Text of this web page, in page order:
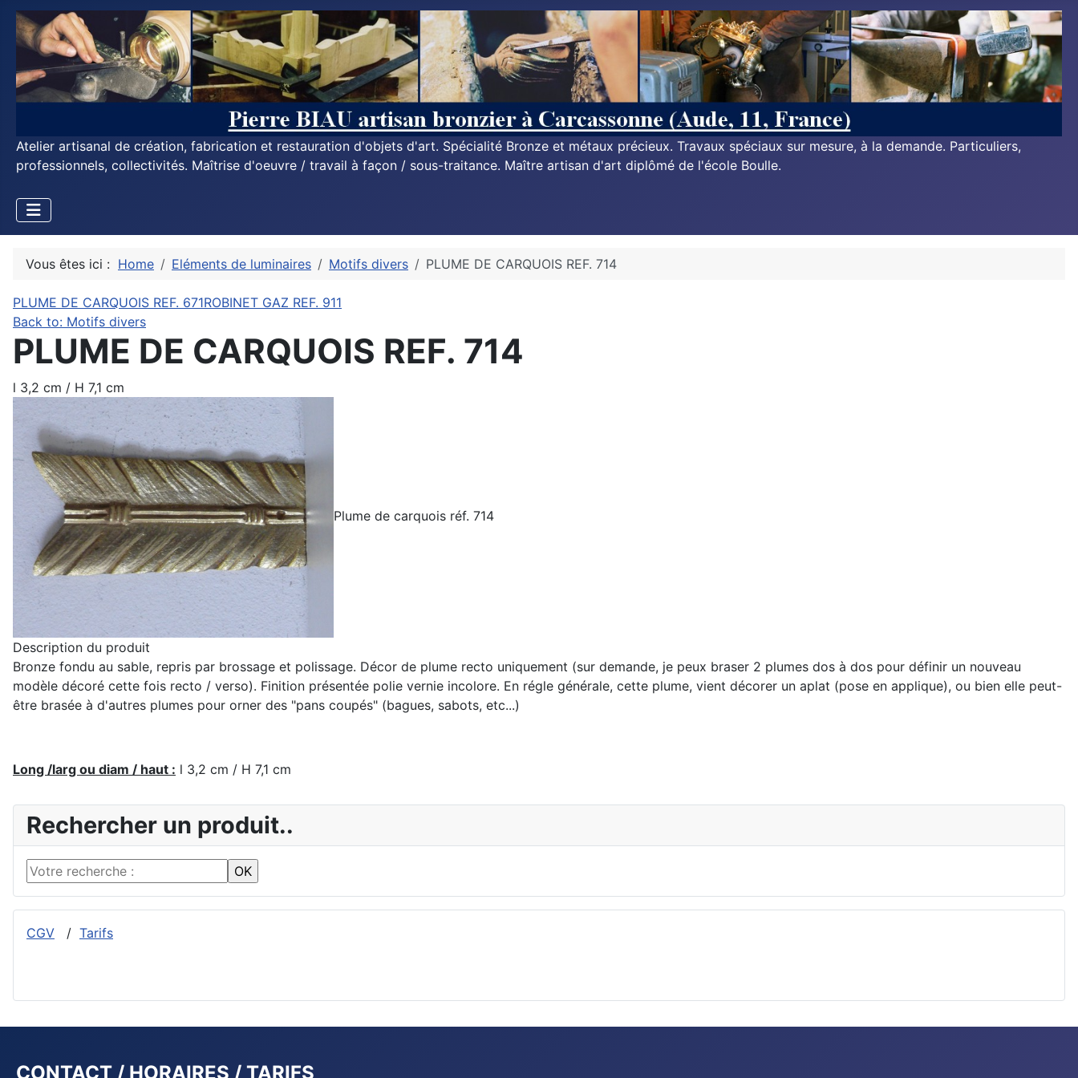
Atelier artisanal de création, fabrication et restauration d'objets d'art. Spécialité Bronze et métaux précieux. Travaux spéciaux sur mesure, à la demande. Particuliers,
professionnels, collectivités. Maîtrise d'oeuvre / travail à façon / sous-traitance. Maître artisan d'art diplômé de l'école Boulle.
Rechercher un produit..
CGV / Tarifs
Vous êtes ici : Home Eléments de luminaires Motifs divers PLUME DE CARQUOIS REF. 714
PLUME DE CARQUOIS REF. 671ROBINET GAZ REF. 911
Back to: Motifs divers
PLUME DE CARQUOIS REF. 714
l 3,2 cm / H 7,1 cm
Plume de carquois réf. 714
Description du produit
Bronze fondu au sable, repris par brossage et polissage. Décor de plume recto uniquement (sur demande, je peux braser 2 plumes dos à dos pour définir un nouveau
modèle décoré cette fois recto / verso). Finition présentée polie vernie incolore. En régle générale, cette plume, vient décorer un aplat (pose en applique), ou bien elle peut-
être brasée à d'autres plumes pour orner des "pans coupés" (bagues, sabots, etc...)
Long /larg ou diam / haut : l 3,2 cm / H 7,1 cm
CONTACT / HORAIRES / TARIFS